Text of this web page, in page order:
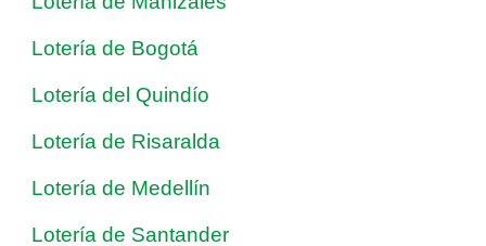
Lotería de Bogotá
Lotería del Quindío
Lotería de Risaralda
Lotería de Medellín
Lotería de Santander